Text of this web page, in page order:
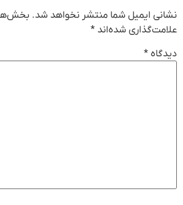
شما منتشر نخواهد شد. بخش‌های
شده‌اند*